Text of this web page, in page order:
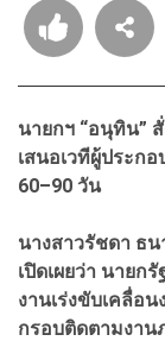
นายกฯ “อนุทิน”
เสนอเวทีผู้ประก
60–90 วัน
นางสาวรัชดา ธ
เปิดเผยว่า นาย
งานเร่งขับเคลื่อ
กรอบติดตามงาน